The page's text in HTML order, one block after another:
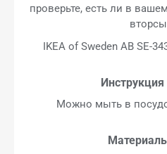
проверьте, есть ли в
IKEA of Sweden AB SE-
Инструкция
Можно мыть в